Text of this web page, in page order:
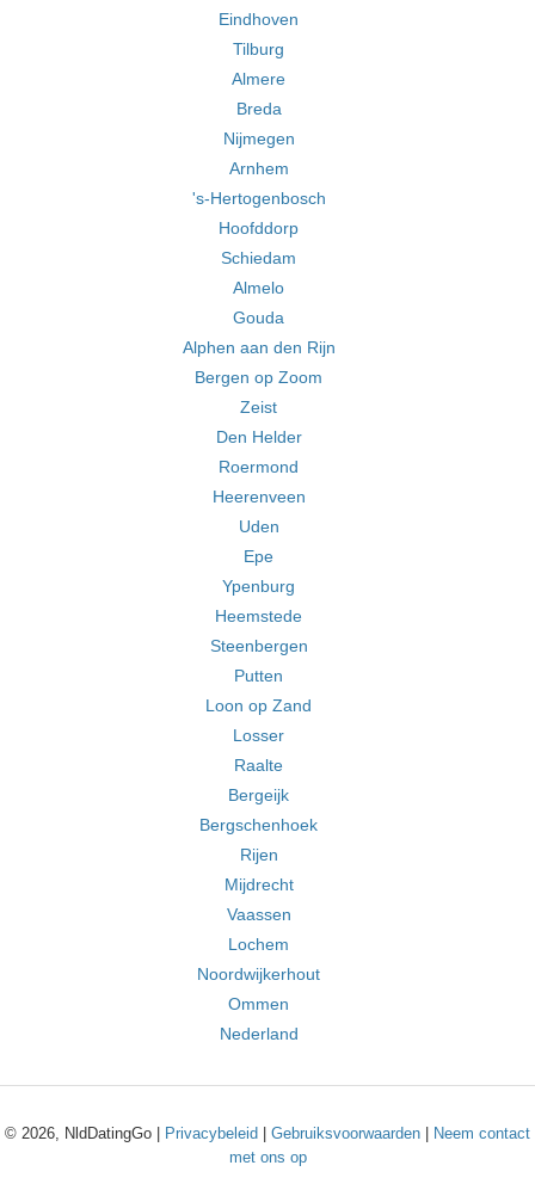
Eindhoven
Tilburg
Almere
Breda
Nijmegen
Arnhem
's-Hertogenbosch
Hoofddorp
Schiedam
Almelo
Gouda
Alphen aan den Rijn
Bergen op Zoom
Zeist
Den Helder
Roermond
Heerenveen
Uden
Epe
Ypenburg
Heemstede
Steenbergen
Putten
Loon op Zand
Losser
Raalte
Bergeijk
Bergschenhoek
Rijen
Mijdrecht
Vaassen
Lochem
Noordwijkerhout
Ommen
Nederland
© 2026, NldDatingGo | Privacybeleid Gebruiksvoorwaarden
Neem contact
met ons op